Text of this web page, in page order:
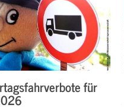
für